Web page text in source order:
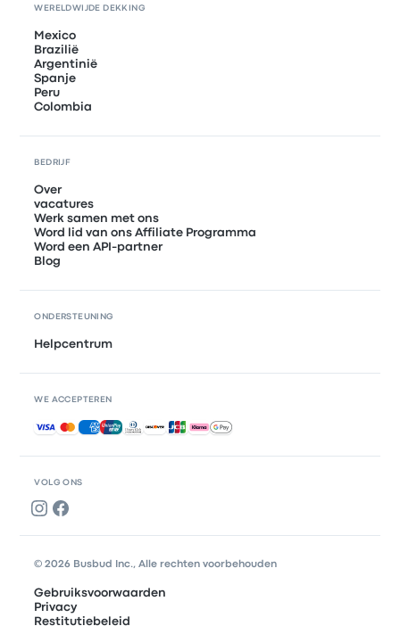
VOLG ONS
WERELDWIJDE DEKKING
Mexico
Brazilië
Argentinië
Spanje
Peru
Colombia
BEDRIJF
Over
vacatures
Werk samen met ons
Word lid van ons Affiliate Programma
Word een API-partner
Blog
ONDERSTEUNING
Helpcentrum
WE ACCEPTEREN
Geaccepteerde betalingen
© 2026 Busbud Inc., Alle rechten voorbehouden
Gebruiksvoorwaarden
Privacy
Restitutiebeleid